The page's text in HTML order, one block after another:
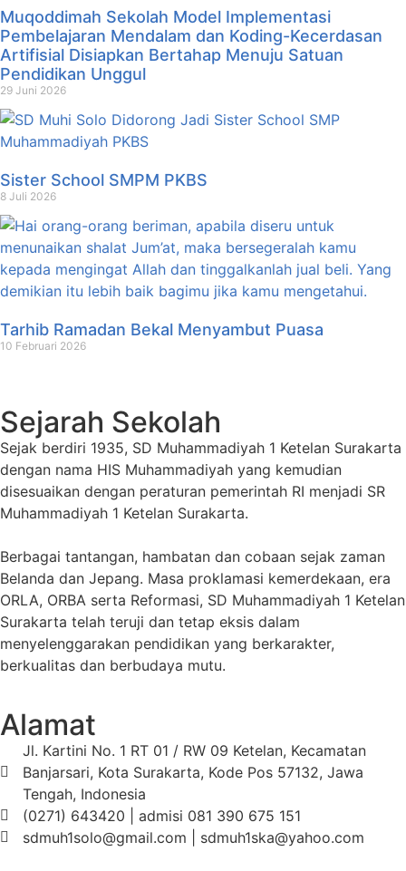
Muqoddimah Sekolah Model Implementasi
Pembelajaran Mendalam dan Koding-Kecerdasan
Artifisial Disiapkan Bertahap Menuju Satuan
Pendidikan Unggul
29 Juni 2026
Sister School SMPM PKBS
8 Juli 2026
Tarhib Ramadan Bekal Menyambut Puasa
10 Februari 2026
Sejarah Sekolah
Sejak berdiri 1935, SD Muhammadiyah 1 Ketelan Surakarta
dengan nama HIS Muhammadiyah yang kemudian
disesuaikan dengan peraturan pemerintah RI menjadi SR
Muhammadiyah 1 Ketelan Surakarta.
Berbagai tantangan, hambatan dan cobaan sejak zaman
Belanda dan Jepang. Masa proklamasi kemerdekaan, era
ORLA, ORBA serta Reformasi, SD Muhammadiyah 1 Ketelan
Surakarta telah teruji dan tetap eksis dalam
menyelenggarakan pendidikan yang berkarakter,
berkualitas dan berbudaya mutu.
Alamat
Jl. Kartini No. 1 RT 01 / RW 09 Ketelan, Kecamatan
Banjarsari, Kota Surakarta, Kode Pos 57132, Jawa
Tengah, Indonesia
(0271) 643420 | admisi 081 390 675 151
sdmuh1solo@gmail.com | sdmuh1ska@yahoo.com